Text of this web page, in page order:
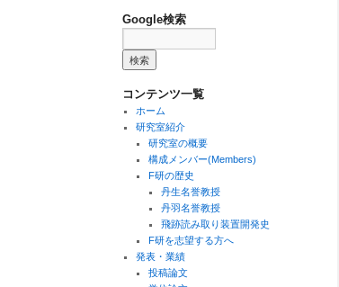
Google検索
コンテンツ一覧
ホーム
研究室紹介
研究室の概要
構成メンバー(Members)
F研の歴史
丹生名誉教授
丹羽名誉教授
飛跡読み取り装置開発史
F研を志望する方へ
発表・業績
投稿論文